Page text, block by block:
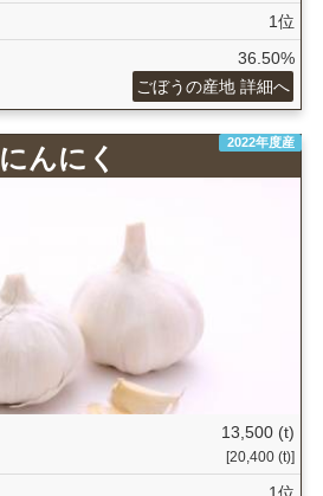
1位
36.50%
ごぼうの産地 詳細へ
2022年度産
にんにく
13,500 (t)
[20,400 (t)]